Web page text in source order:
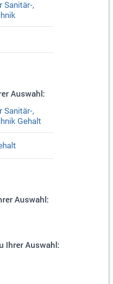
Sanitär-,
Auswahl:
Sanitär-,
Gehalt
Auswahl:
Ihrer Auswahl: